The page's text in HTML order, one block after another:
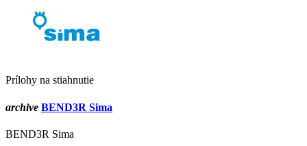
Prílohy na stiahnutie
archive BEND3R Sima
BEND3R Sima